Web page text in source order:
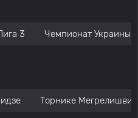
3 Чемпионат Украины:
Торнике